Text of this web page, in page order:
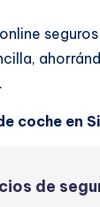
coche en
de